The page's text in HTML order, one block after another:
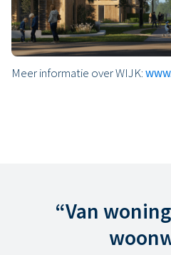
alles bewust gekozen.
WIJKhart. En een woning die
Meer informatie over WIJK:
“Van